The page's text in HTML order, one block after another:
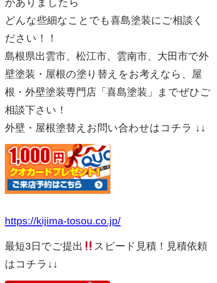
がありましたら
どんな些細なことでも喜島塗装にご相談く
ださい！！
島根県出雲市、松江市、雲南市、大田市で外
壁塗装・屋根の塗り替えをお考えなら、屋
根・外壁塗装専門店「喜島塗装」までぜひご
相談下さい！
外壁・屋根塗替えお問い合わせはコチラ ↓↓
https://kijima-tosou.co.jp/
最短3日でご提出
スピード見積！見積依頼
はコチラ↓↓